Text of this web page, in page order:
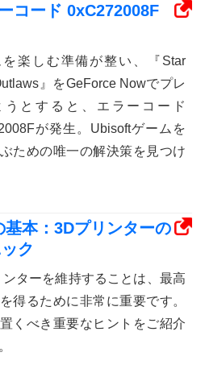
コード 0xC272008F
楽しむ準備が整い、『Star
』をGeForce Nowでプレ
うとすると、エラーコード
が発生。Ubisoftゲームを
ための唯一の解決策を見つけ
本：3Dプリンターの
ク
ターを維持することは、最高
得るために非常に重要です。
くべき重要なヒントをご紹介